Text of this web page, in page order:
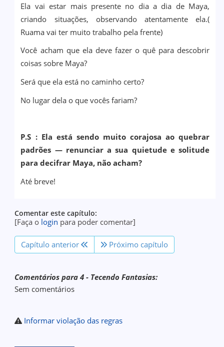
Ela vai estar mais presente no dia a dia de Maya,
criando situações, observando atentamente ela.(
Ruama vai ter muito trabalho pela frente)
Você acham que ela deve fazer o quê para descobrir
coisas sobre Maya?
Será que ela está no caminho certo?
No lugar dela o que vocês fariam?
P.S : Ela está sendo muito corajosa ao quebrar
padrões — renunciar a sua quietude e solitude
para decifrar Maya, não acham?
Até breve!
Comentar este capítulo:
[Faça o login para poder comentar]
Capítulo anterior Próximo capítulo
Comentários para 4 - Tecendo Fantasias:
Sem comentários
Informar violação das regras